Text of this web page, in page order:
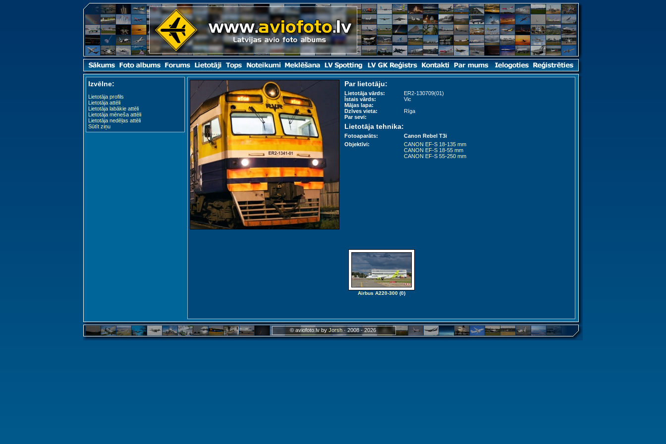
Izvēlne:
Lietotāja profils
Lietotāja attēli
Lietotāja labākie attēli
Lietotāja mēneša attēli
Lietotāja nedēļas attēli
Sūtīt ziņu
Par lietotāju:
Lietotāja vārds:
ER2-130709(01)
Īstais vārds:
Vic
Mājas lapa:
Dzīves vieta:
Rīga
Par sevi:
Lietotāja tehnika:
Fotoaparāts:
Canon Rebel T3i
Objektīvi:
CANON EF-S 18-135 mm
CANON EF-S 18-55 mm
CANON EF-S 55-250 mm
Airbus A220-300(0)
© aviofoto.lv byJorsh · 2008 - 2026